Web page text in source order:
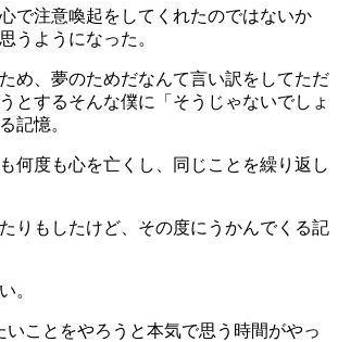
で注意喚起をしてくれたのではないか
うようになった。
め、夢のためだなんて言い訳をしてただ
とするそんな僕に「そうじゃないでしょ
記憶。
何度も心を亡くし、同じことを繰り返し
りもしたけど、その度にうかんでくる記
。
いことをやろうと本気で思う時間がやっ